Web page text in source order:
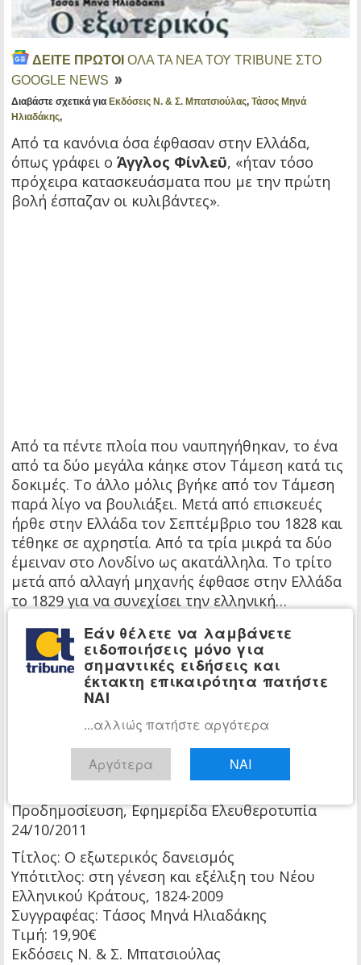
ΔΕΙΤΕ ΠΡΩΤΟΙ ΟΛΑ ΤΑ ΝΕΑ ΤΟΥ TRIBUNE ΣΤΟ
GOOGLE NEWS
Διαβάστε σχετικά για Εκδόσεις Ν. & Σ. Μπατσιούλας, Τάσος Μηνά
Ηλιαδάκης,
Από τα κανόνια όσα έφθασαν στην Ελλάδα,
όπως γράφει ο Άγγλος Φίνλεϋ, «ήταν τόσο
πρόχειρα κατασκευάσματα που με την πρώτη
βολή έσπαζαν οι κυλιβάντες».
Από τα πέντε πλοία που ναυπηγήθηκαν, το ένα
από τα δύο μεγάλα κάηκε στον Τάμεση κατά τις
δοκιμές. Το άλλο μόλις βγήκε από τον Τάμεση
παρά λίγο να βουλιάξει. Μετά από επισκευές
ήρθε στην Ελλάδα τον Σεπτέμβριο του 1828 και
τέθηκε σε αχρηστία. Από τα τρία μικρά τα δύο
έμειναν στο Λονδίνο ως ακατάλληλα. Το τρίτο
μετά από αλλαγή μηχανής έφθασε στην Ελλάδα
το 1829 για να συνεχίσει την ελληνική…
Το μικρό μέρος του πρώτου εξωτερικού
δανεισμού του υπό σύσταση κράτους, που
τελικά θα καταγραφεί ωςδανειακή πρόσοδος
θα τύχει «ατασθαλούς» διαχείρισης,
πελατειακής, κομματικής έδρασης.
Το βιβλίο τουΤάσου Ηλιαδάκηθυμίζει,
αποκαλύπτει, θυμώνει για τα διαχρονικά…
Προδημοσίευση, Εφημερίδα Ελευθεροτυπία
24/10/2011
Τίτλος: Ο εξωτερικός δανεισμός
Υπότιτλος: στη γένεση και εξέλιξη του Νέου
Ελληνικού Κράτους, 1824-2009
Συγγραφέας: Τάσος Μηνά Ηλιαδάκης
Τιμή: 19,90€
Εκδόσεις Ν. & Σ. Μπατσιούλας
Εάν θέλετε να λαμβάνετε
ειδοποιήσεις μόνο για
σημαντικές ειδήσεις και
έκτακτη επικαιρότητα πατήστε
ΝΑΙ
...αλλιώς πατήστε αργότερα
Αργότερα ΝΑΙ